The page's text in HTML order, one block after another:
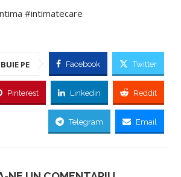
#intimatecare
PE Facebook Twitter
Pinterest Linkedin Reddit
Telegram Email